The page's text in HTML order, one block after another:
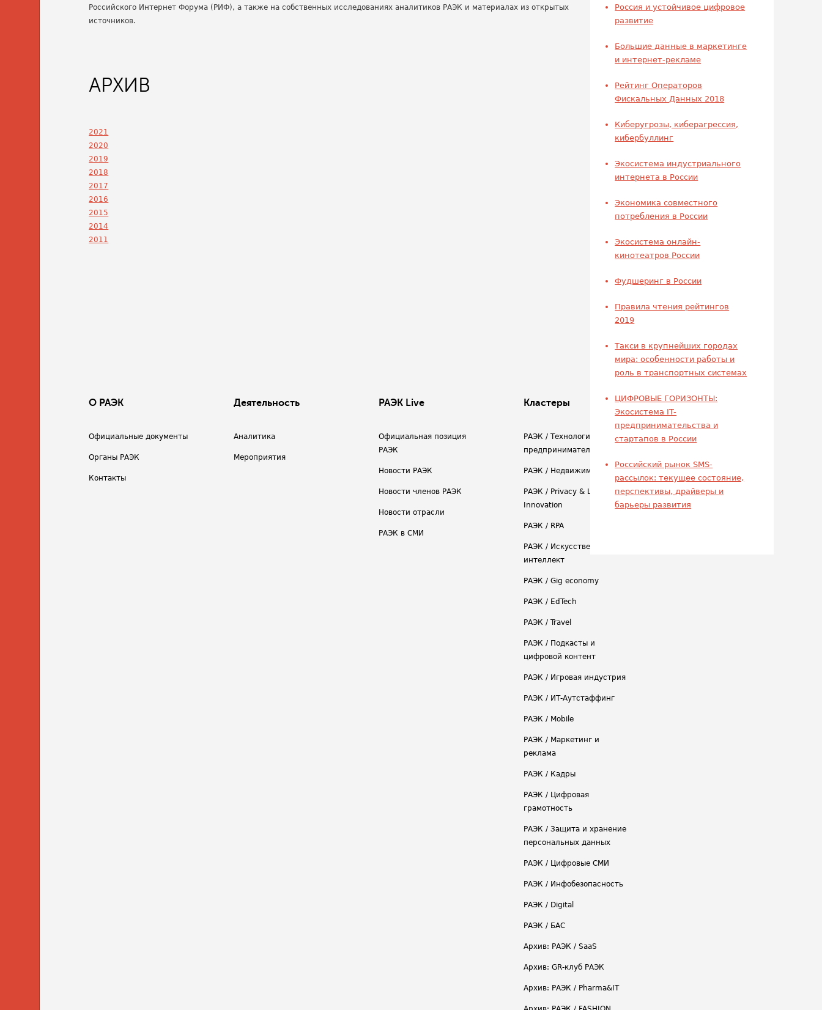
Россия и устойчивое цифровое
развитие
Большие данные в маркетинге
и интернет-рекламе
Рейтинг Операторов
Фискальных Данных 2018
Киберугрозы, киберагрессия,
кибербуллинг
Экосистема индустриального
интернета в России
Экономика совместного
потребления в России
Экосистема онлайн-
кинотеатров России
Фудшеринг в России
Правила чтения рейтингов
2019
Такси в крупнейших городах
мира: особенности работы и
роль в транспортных системах
ЦИФРОВЫЕ ГОРИЗОНТЫ:
Экосистема IT-
предпринимательства и
стартапов в России
Российский рынок SMS-
рассылок: текущее состояние,
перспективы, драйверы и
барьеры развития
Российского Интернет Форума (РИФ), а также на собственных исследованиях аналитиков РАЭК и материалах из открытых
источников.
АРХИВ
2021
2020
2019
2018
2017
2016
2015
2014
2011
О РАЭК
Официальные документы
Органы РАЭК
Контакты
Деятельность
Аналитика
Мероприятия
РАЭК Live
Официальная позиция
РАЭК
Новости РАЭК
Новости членов РАЭК
Новости отрасли
РАЭК в СМИ
Кластеры
РАЭК / Технологическое
предпринимательство
РАЭК / Недвижимость
РАЭК / Privacy & Legal
Innovation
РАЭК / RPA
РАЭК / Искусственный
интеллект
РАЭК / Gig economy
РАЭК / EdTech
РАЭК / Travel
РАЭК / Подкасты и
цифровой контент
РАЭК / Игровая индустрия
РАЭК / ИТ-Аутстаффинг
РАЭК / Mobile
РАЭК / Маркетинг и
реклама
РАЭК / Кадры
РАЭК / Цифровая
грамотность
РАЭК / Защита и хранение
персональных данных
РАЭК / Цифровые СМИ
РАЭК / Инфобезопасность
РАЭК / Digital
РАЭК / БАС
Архив: РАЭК / SaaS
Архив: GR-клуб РАЭК
Архив: РАЭК / Pharma&IT
Члены РАЭК
Как вступить